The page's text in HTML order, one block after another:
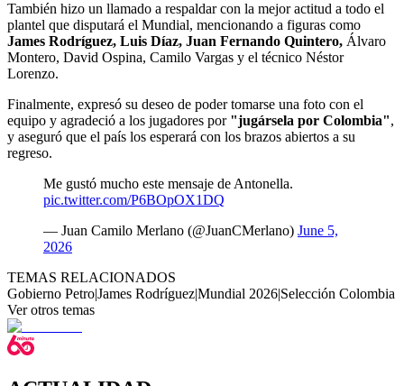
También hizo un llamado a respaldar con la mejor actitud a todo el
plantel que disputará el Mundial, mencionando a figuras como
James Rodríguez, Luis Díaz, Juan Fernando Quintero, Álvaro
Montero, David Ospina, Camilo Vargas y el técnico Néstor
Lorenzo.
Finalmente, expresó su deseo de poder tomarse una foto con el
equipo y agradeció a los jugadores por "jugársela por Colombia",
y aseguró que el país los esperará con los brazos abiertos a su
regreso.
Me gustó mucho este mensaje de Antonella.
pic.twitter.com/P6BOpOX1DQ
— Juan Camilo Merlano (@JuanCMerlano) June 5,
2026
TEMAS RELACIONADOS
Gobierno Petro|James Rodríguez|Mundial 2026|Selección Colombia
Ver otros temas